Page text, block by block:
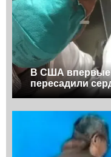
В США впервые
пересадили